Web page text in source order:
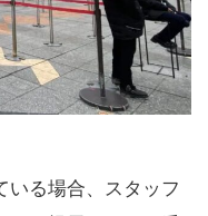
いる場合、スタッフ